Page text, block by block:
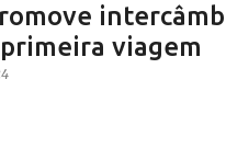
viagem